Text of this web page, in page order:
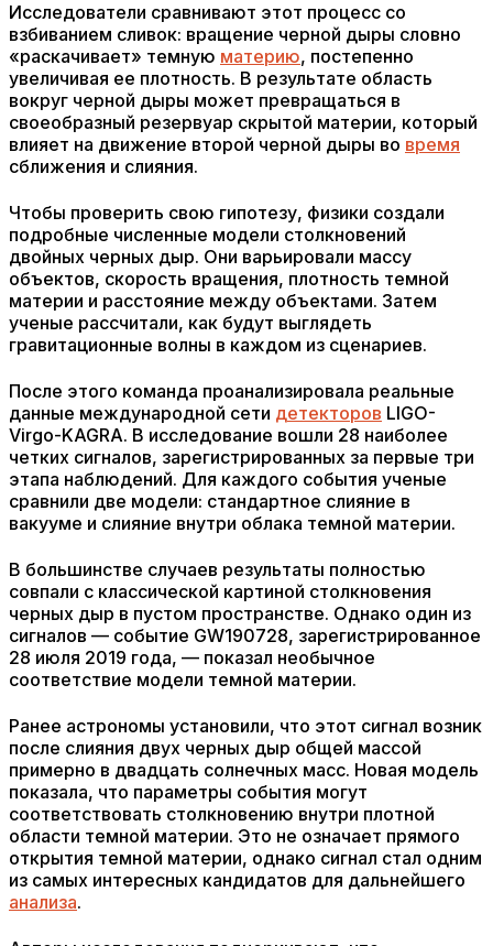
Исследователи сравнивают этот процесс со
взбиванием сливок: вращение черной дыры словно
«раскачивает» темную материю, постепенно
увеличивая ее плотность. В результате область
вокруг черной дыры может превращаться в
своеобразный резервуар скрытой материи, который
влияет на движение второй черной дыры во время
сближения и слияния.
Чтобы проверить свою гипотезу, физики создали
подробные численные модели столкновений
двойных черных дыр. Они варьировали массу
объектов, скорость вращения, плотность темной
материи и расстояние между объектами. Затем
ученые рассчитали, как будут выглядеть
гравитационные волны в каждом из сценариев.
После этого команда проанализировала реальные
данные международной сети детекторов LIGO-
Virgo-KAGRA. В исследование вошли 28 наиболее
четких сигналов, зарегистрированных за первые три
этапа наблюдений. Для каждого события ученые
сравнили две модели: стандартное слияние в
вакууме и слияние внутри облака темной материи.
В большинстве случаев результаты полностью
совпали с классической картиной столкновения
черных дыр в пустом пространстве. Однако один из
сигналов — событие GW190728, зарегистрированное
28 июля 2019 года, — показал необычное
соответствие модели темной материи.
Ранее астрономы установили, что этот сигнал возник
после слияния двух черных дыр общей массой
примерно в двадцать солнечных масс. Новая модель
показала, что параметры события могут
соответствовать столкновению внутри плотной
области темной материи. Это не означает прямого
открытия темной материи, однако сигнал стал одним
из самых интересных кандидатов для дальнейшего
анализа.